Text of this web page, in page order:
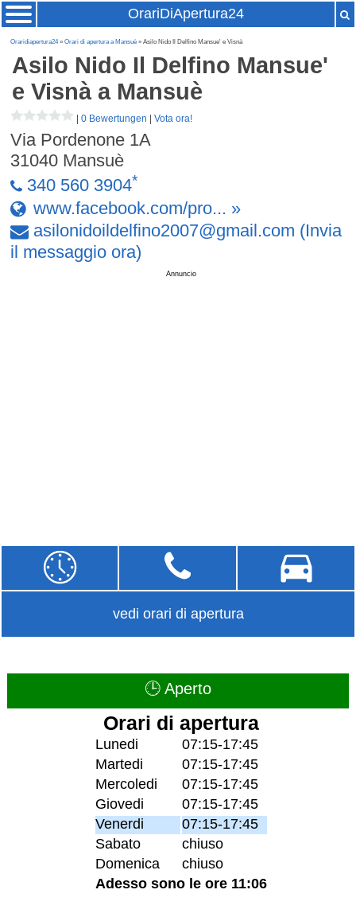
OrariDiApertura24
Oraridiapertura24»Orari di apertura a Mansuè » Asilo Nido Il Delfino Mansue' e Visnà
Asilo Nido Il Delfino Mansue'
e Visnàa Mansuè
|0 Bewertungen |Vota ora!
Via Pordenone 1A
31040 Mansuè
340 560 3904*
www.facebook.com/pro... »
asilonidoildelfino2007@gmail .com (Invia
il messaggio ora)
Annuncio
vedi orari di apertura
🕒 Aperto
Orari di apertura
Lunedi
07:15-17:45
Martedi
07:15-17:45
Mercoledi
07:15-17:45
Giovedi
07:15-17:45
Venerdi
07:15-17:45
Sabato
chiuso
Domenica
chiuso
Adesso sono le ore 11:06